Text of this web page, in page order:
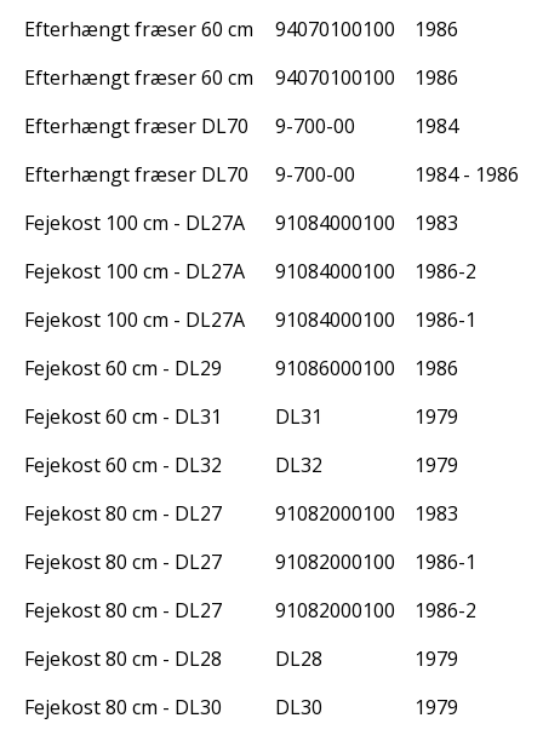
Efterhængt fræser 60 cm for 721
Efterhængt fræser 60 cm for 721
Efterhængt fræser DL70
Efterhængt fræser DL70
Fejekost 100 cm - DL27A
Fejekost 100 cm - DL27A
Fejekost 100 cm - DL27A
Fejekost 60 cm - DL29
Fejekost 60 cm - DL31
Fejekost 60 cm - DL32
Fejekost 80 cm - DL27
Fejekost 80 cm - DL27
Fejekost 80 cm - DL27
Fejekost 80 cm - DL28
Fejekost 80 cm - DL30
94070100100
94070100100
9-700-00
9-700-00
91084000100
91084000100
91084000100
91086000100
DL31
DL32
91082000100
91082000100
91082000100
DL28
DL30
1986
1986
1984
1984 - 1986
1983
1986-2
1986-1
1986
1979
1979
1983
1986-1
1986-2
1979
1979